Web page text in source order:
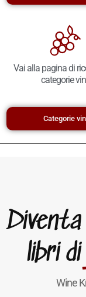
Vai alla pagina di
categorie
Categorie
libri di
Wine